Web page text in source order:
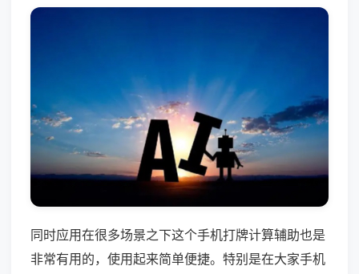
同时应用在很多场景之下这个手机打牌计算辅助也是
非常有用的，使用起来简单便捷。特别是在大家手机